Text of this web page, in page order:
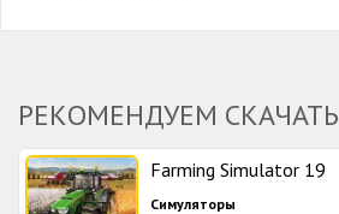
РЕКОМЕНДУЕМ СКАЧАТЬ
Farming Simulator 19
Симуляторы